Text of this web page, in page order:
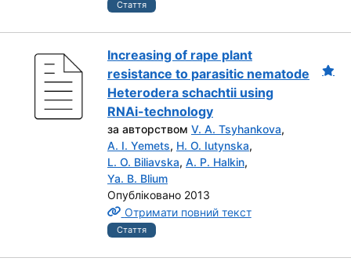
Стаття
Increasing of rape plant
resistance to parasitic nematode
Heterodera schachtii using
RNAi-technology
за авторством V. A. Tsyhankova,
A. I. Yemets, H. O. Iutynska,
L. O. Biliavska, A. P. Halkin,
Ya. B. Blium
Опубліковано 2013
Отримати повний текст
Стаття